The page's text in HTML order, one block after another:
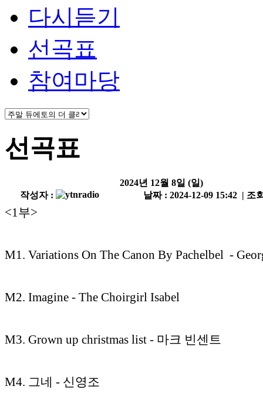
다시듣기
선곡표
참여마당
선곡표
2024년 12월 8일 (일)
작성자 :
날짜 : 2024-12-09 15:42 | 조
<1부>
M1. Variations On The Canon By Pachelbel -
M2. Imagine - The Choirgirl Isabel
M3. Grown up christmas list - 마크 빈센트
M4. 그네 - 신영조